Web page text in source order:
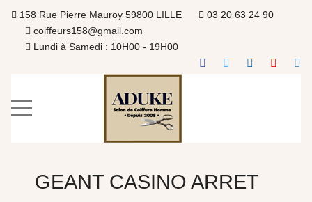
158 Rue Pierre Mauroy 59800 LILLE
03 20 63 24 90
coiffeurs158@gmail.com
Lundi à Samedi : 10H00 - 19H00
GEANT CASINO ARRET